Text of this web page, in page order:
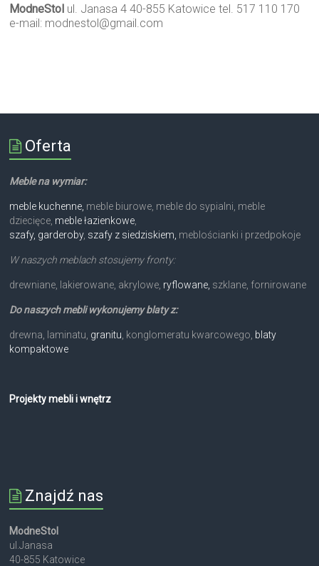
ModneStol ul. Janasa 4 40-855 Katowice tel. 517 110 170
e-mail: modnestol@gmail.com
Oferta
Meble na wymiar:
meble kuchenne, meble biurowe, meble do sypialni, meble
dziecięce, meble łazienkowe,
szafy, garderoby, szafy z siedziskiem, meblościanki i przedpokoje
W naszych meblach stosujemy fronty:
drewniane, lakierowane, akrylowe, ryflowane, szklane, fornirowane
Do naszych mebli wykonujemy blaty z:
drewna, laminatu, granitu, konglomeratu kwarcowego, blaty
kompaktowe
Projekty mebli i wnętrz
Znajdź nas
ModneStol
ul.Janasa
40-855 Katowice